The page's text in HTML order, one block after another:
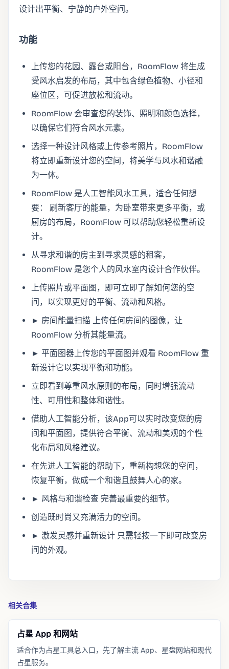
设计出平衡、宁静的户外空间。
功能
上传您的花园、露台或阳台，RoomFlow 将生成
受风水启发的布局，其中包含绿色植物、小径和
座位区，可促进放松和流动。
RoomFlow 会审查您的装饰、照明和颜色选择，
以确保它们符合风水元素。
选择一种设计风格或上传参考照片，RoomFlow
将立即重新设计您的空间，将美学与风水和谐融
为一体。
RoomFlow 是人工智能风水工具，适合任何想
要： 刷新客厅的能量，为卧室带来更多平衡，或
厨房的布局，RoomFlow 可以帮助您轻松重新设
计。
从寻求和谐的房主到寻求灵感的租客，
RoomFlow 是您个人的风水室内设计合作伙伴。
上传照片或平面图，即可立即了解如何您的空
间，以实现更好的平衡、流动和风格。
► 房间能量扫描 上传任何房间的图像，让
RoomFlow 分析其能量流。
► 平面图器上传您的平面图并观看 RoomFlow 重
新设计它以实现平衡和功能。
立即看到尊重风水原则的布局，同时增强流动
性、可用性和整体和谐性。
借助人工智能分析，该App可以实时改变您的房
间和平面图，提供符合平衡、流动和美观的个性
化布局和风格建议。
在先进人工智能的帮助下，重新构想您的空间，
恢复平衡，做成一个和谐且鼓舞人心的家。
► 风格与和谐检查 完善最重要的细节。
创造既时尚又充满活力的空间。
► 激发灵感并重新设计 只需轻按一下即可改变房
间的外观。
相关合集
占星 App 和网站
适合作为占星工具总入口，先了解主流 App、星盘网站和现代
占星服务。